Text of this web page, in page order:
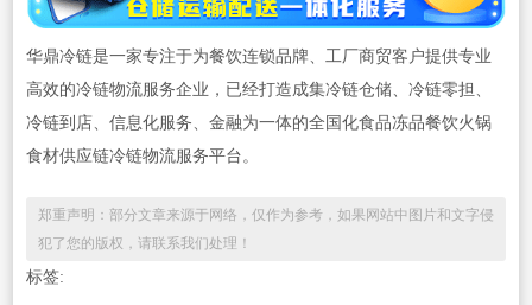
华鼎冷链是一家专注于为餐饮连锁品牌、工厂商贸客户提供专业
高效的冷链物流服务企业，已经打造成集冷链仓储、冷链零担、
冷链到店、信息化服务、金融为一体的全国化食品冻品餐饮火锅
食材供应链冷链物流服务平台。
郑重声明：部分文章来源于网络，仅作为参考，如果网站中图片和文字侵
犯了您的版权，请联系我们处理！
标签: